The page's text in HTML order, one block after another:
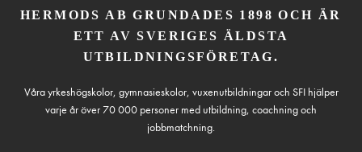
HERMODS AB GRUNDADES 1898 OCH ÄR
ETT AV SVERIGES ÄLDSTA
UTBILDNINGSFÖRETAG.
Våra yrkeshögskolor, gymnasieskolor, vuxenutbildningar och SFI hjälper
varje år över 70 000 personer med utbildning, coachning och
jobbmatchning.